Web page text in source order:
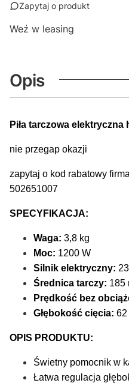
Zapytaj o produkt
Weź w leasing
Opis
Piła tarczowa elektryczna
nie przegap okazji
zapytaj o kod rabatowy
502651007
SPECYFIKACJA:
Waga: 3,8 kg
Moc: 1200 W
Silnik elektryczny:
Średnica tarczy: 185
Prędkość bez
Głębokość cięcia: 62
OPIS PRODUKTU:
Świetny pomocnik w
Łatwa regulacja